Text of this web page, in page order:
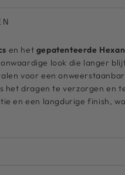
en het gepatenteerde
look die langer
voor een
het dragen te verzorgen en
en een langdurige finish,